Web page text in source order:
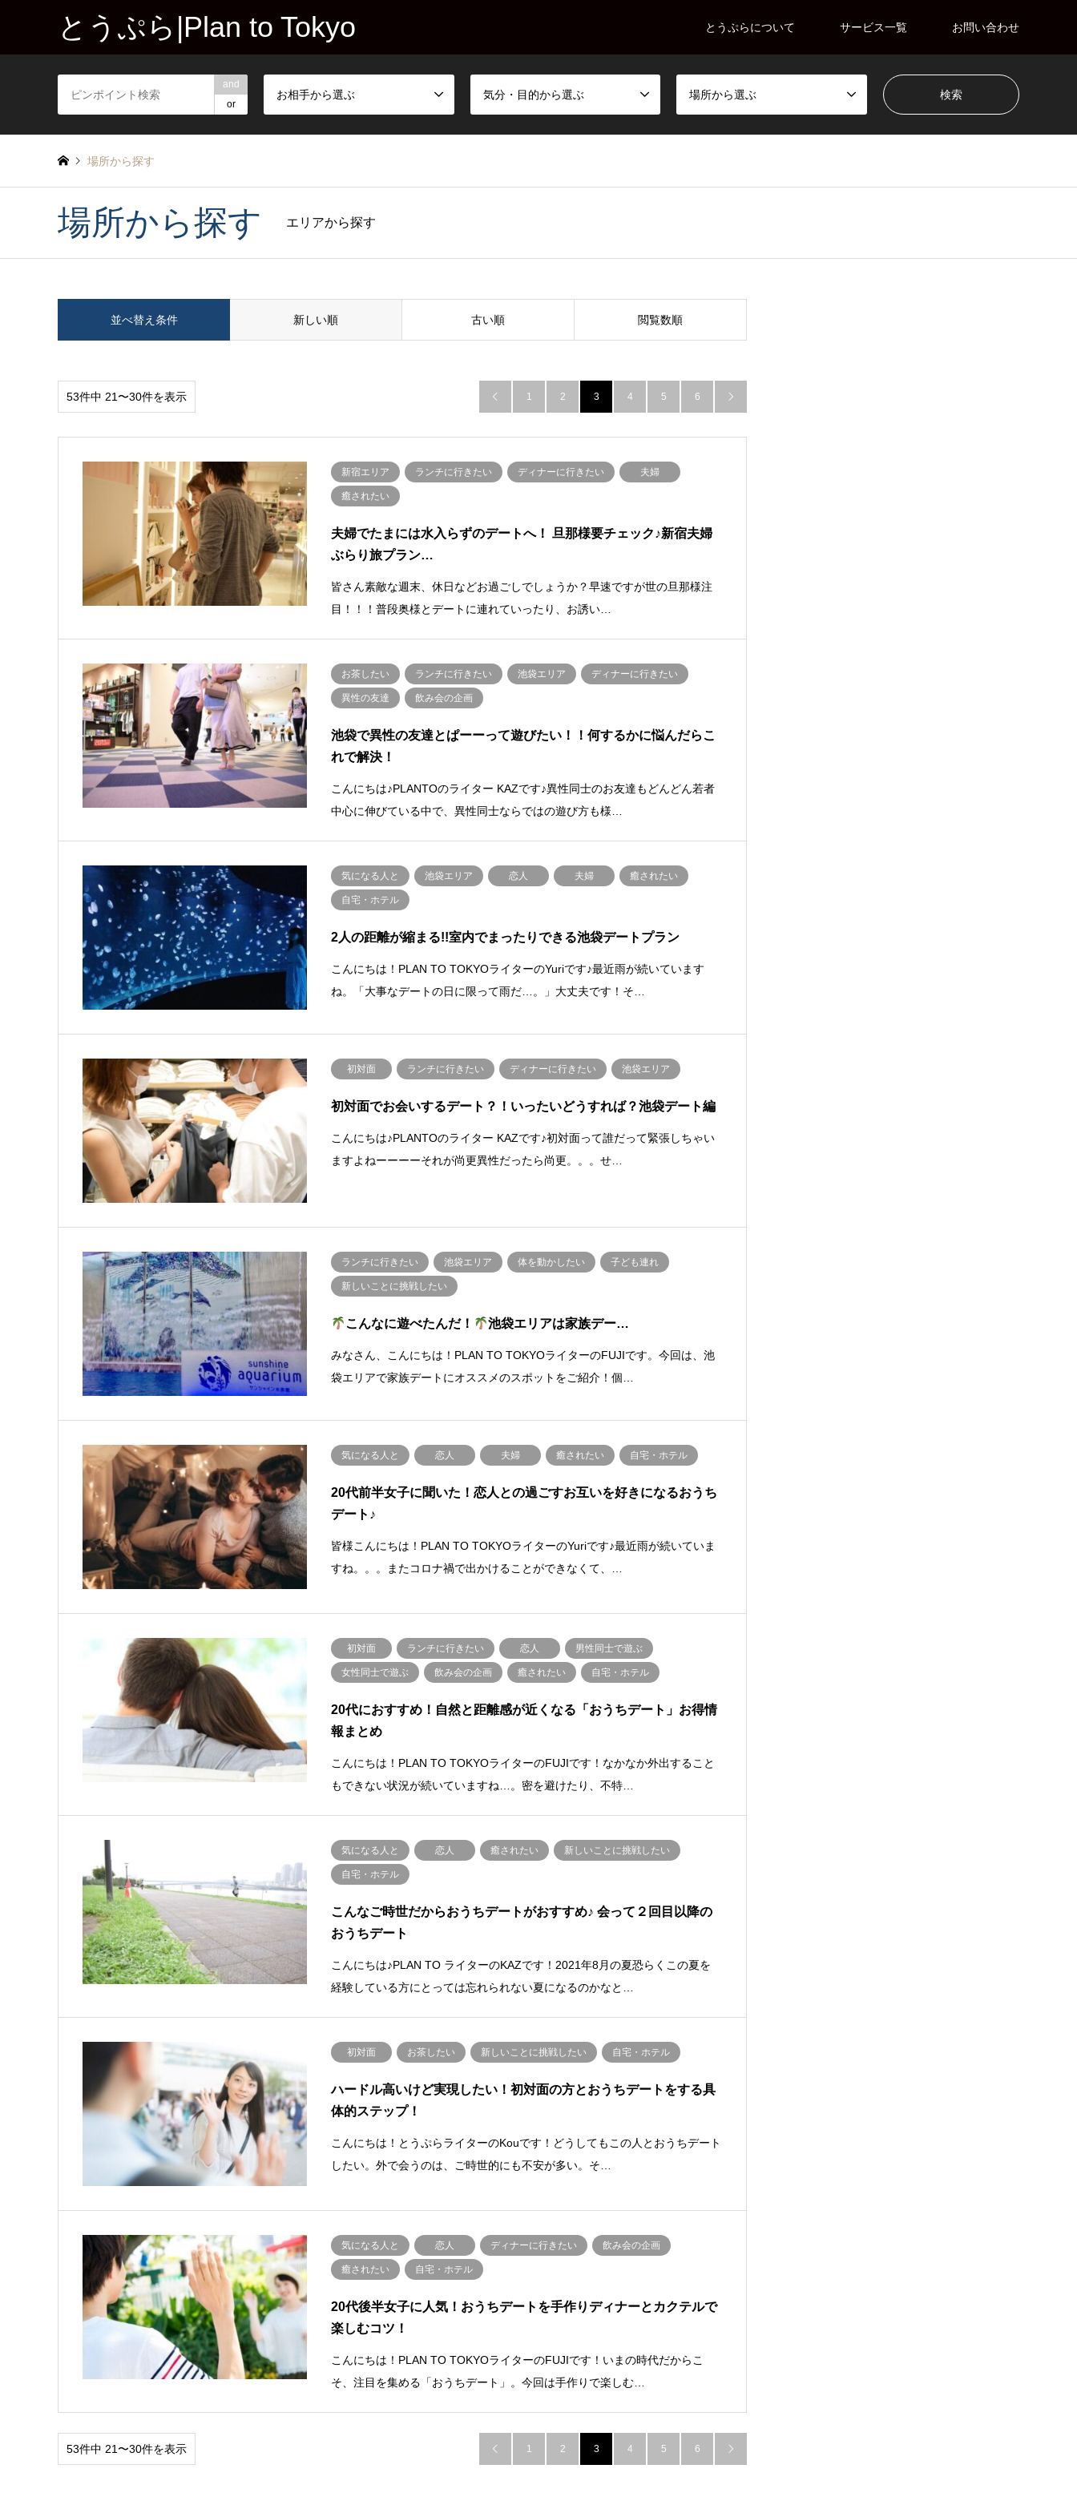
とうぷら|Plan to Tokyo とうぷらについて サービス一覧 お問い合わせ
and
or
お相手から選ぶ 気分・目的から選ぶ 場所から選ぶ
場所から探す
場所から探す エリアから探す
並べ替え条件 新しい順 古い順 閲覧数順
53件中 21〜30件を表示  1 2 3 4 5 6 
新宿エリア ランチに行きたい ディナーに行きたい 夫婦
癒されたい
夫婦でたまには水入らずのデートへ！ 旦那様要チェック♪新宿夫婦
ぶらり旅プラン…
皆さん素敵な週末、休日などお過ごしでしょうか？早速ですが世の旦那様注
目！！！普段奥様とデートに連れていったり、お誘い…
お茶したい ランチに行きたい 池袋エリア ディナーに行きたい
異性の友達 飲み会の企画
池袋で異性の友達とぱーーって遊びたい！！何するかに悩んだらこ
れで解決！
こんにちは♪PLANTOのライター KAZです♪異性同士のお友達もどんどん若者
中心に伸びている中で、異性同士ならではの遊び方も様…
気になる人と 池袋エリア 恋人 夫婦 癒されたい
自宅・ホテル
2人の距離が縮まる!!室内でまったりできる池袋デートプラン
こんにちは！PLAN TO TOKYOライターのYuriです♪最近雨が続いています
ね。「大事なデートの日に限って雨だ…。」大丈夫です！そ…
初対面 ランチに行きたい ディナーに行きたい 池袋エリア
初対面でお会いするデート？！いったいどうすれば？池袋デート編
こんにちは♪PLANTOのライター KAZです♪初対面って誰だって緊張しちゃい
ますよねーーーーそれが尚更異性だったら尚更。。。せ…
ランチに行きたい 池袋エリア 体を動かしたい 子ども連れ
新しいことに挑戦したい
こんなに遊べたんだ！ 池袋エリアは家族デー…
みなさん、こんにちは！PLAN TO TOKYOライターのFUJIです。今回は、池
袋エリアで家族デートにオススメのスポットをご紹介！個…
気になる人と 恋人 夫婦 癒されたい 自宅・ホテル
20代前半女子に聞いた！恋人との過ごすお互いを好きになるおうち
デート♪
皆様こんにちは！PLAN TO TOKYOライターのYuriです♪最近雨が続いていま
すね。。。またコロナ禍で出かけることができなくて、…
初対面 ランチに行きたい 恋人 男性同士で遊ぶ
女性同士で遊ぶ 飲み会の企画 癒されたい 自宅・ホテル
20代におすすめ！自然と距離感が近くなる「おうちデート」お得情
報まとめ
こんにちは！PLAN TO TOKYOライターのFUJIです！なかなか外出すること
もできない状況が続いていますね…。密を避けたり、不特…
気になる人と 恋人 癒されたい 新しいことに挑戦したい
自宅・ホテル
こんなご時世だからおうちデートがおすすめ♪ 会って２回目以降の
おうちデート
こんにちは♪PLAN TO ライターのKAZです！2021年8月の夏恐らくこの夏を
経験している方にとっては忘れられない夏になるのかなと…
初対面 お茶したい 新しいことに挑戦したい 自宅・ホテル
ハードル高いけど実現したい！初対面の方とおうちデートをする具
体的ステップ！
こんにちは！とうぷらライターのKouです！どうしてもこの人とおうちデート
したい。外で会うのは、ご時世的にも不安が多い。そ…
気になる人と 恋人 ディナーに行きたい 飲み会の企画
癒されたい 自宅・ホテル
20代後半女子に人気！おうちデートを手作りディナーとカクテルで
楽しむコツ！
こんにちは！PLAN TO TOKYOライターのFUJIです！いまの時代だからこ
そ、注目を集める「おうちデート」。今回は手作りで楽しむ…
53件中 21〜30件を表示  1 2 3 4 5 6 